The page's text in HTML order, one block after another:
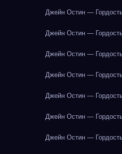
Джейн Остин —
Джейн Остин —
Джейн Остин —
Джейн Остин —
Джейн Остин —
Джейн Остин —
Джейн Остин —